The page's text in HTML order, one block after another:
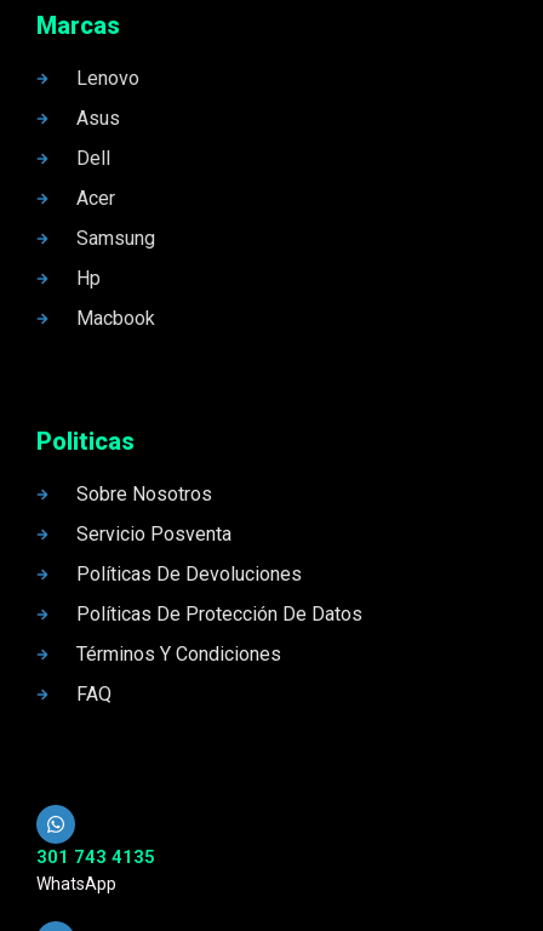
Marcas
Lenovo
Asus
Dell
Acer
Samsung
Hp
Macbook
Politicas
Sobre Nosotros
Servicio Posventa
Políticas De Devoluciones
Políticas De Protección De Datos
Términos Y Condiciones
FAQ
301 743 4135
WhatsApp